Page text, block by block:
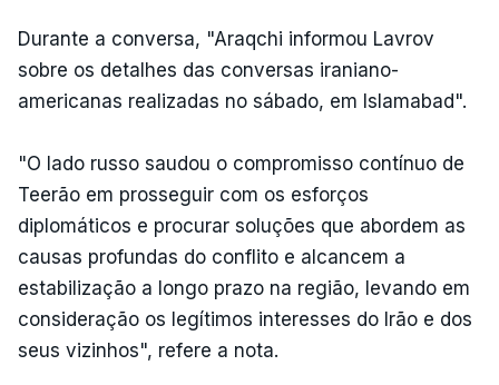
Durante a conversa, "Araqchi informou Lavrov
sobre os detalhes das conversas iraniano-
americanas realizadas no sábado, em Islamabad".
"O lado russo saudou o compromisso contínuo de
Teerão em prosseguir com os esforços
diplomáticos e procurar soluções que abordem as
causas profundas do conflito e alcancem a
estabilização a longo prazo na região, levando em
consideração os legítimos interesses do Irão e dos
seus vizinhos", refere a nota.